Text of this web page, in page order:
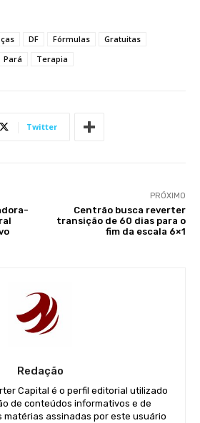
DF Fórmulas
Gratuitas
Pará Terapia
Twitter
PRÓXIMO
Centrão busca reverter
transição de 60 dias para o
fim da escala 6×1
Redação
Capital é o perfil editorial utilizado
de conteúdos informativos e de
matérias assinadas por este usuário